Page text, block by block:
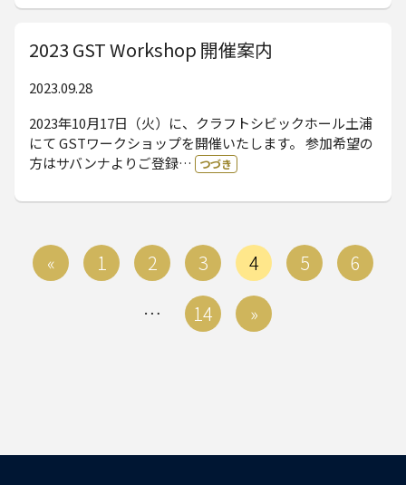
2023 GST Workshop 開催案内
2023.09.28
2023年10月17日（火）に、クラフトシビックホール土浦
にて GSTワークショップを開催いたします。 参加希望の
方はサバンナよりご登録…
つづき
投 « 1 2 3 4 5
6
…
14 »